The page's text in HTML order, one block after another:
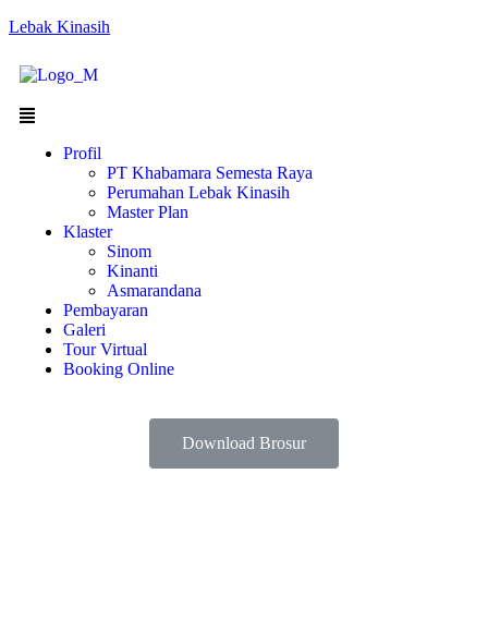
Lebak Kinasih
Profil
PT Khabamara Semesta Raya
Perumahan Lebak Kinasih
Master Plan
Klaster
Sinom
Kinanti
Asmarandana
Pembayaran
Galeri
Tour Virtual
Booking Online
Download Brosur